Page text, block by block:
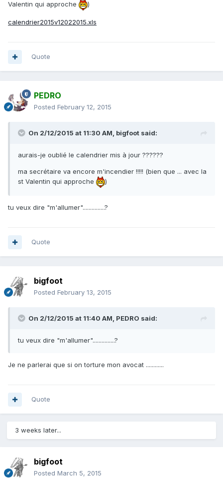
Valentin qui approche )
calendrier2015v12022015.xls
Quote
PEDRO
Posted February 12, 2015
On 2/12/2015 at 11:30 AM, bigfoot said:
aurais-je oublié le calendrier mis à jour ??????
ma secrétaire va encore m'incendier !!!!! (bien que ... avec la
st Valentin qui approche
)
tu veux dire "m'allumer"...............?
Quote
bigfoot
Posted February 13, 2015
On 2/12/2015 at 11:40 AM, PEDRO said:
tu veux dire "m'allumer"...............?
Je ne parlerai que si on torture mon avocat ............
Quote
3 weeks later...
bigfoot
Posted March 5, 2015